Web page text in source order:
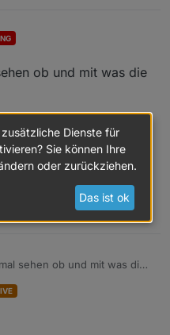
ob und mit was die
angel, wird nicht übers Wasser
wenn er euch geholfen hat.
1
sehen ob und mit was die
Dienste für
Sie können Ihre
oder zurückziehen.
Das ist ok